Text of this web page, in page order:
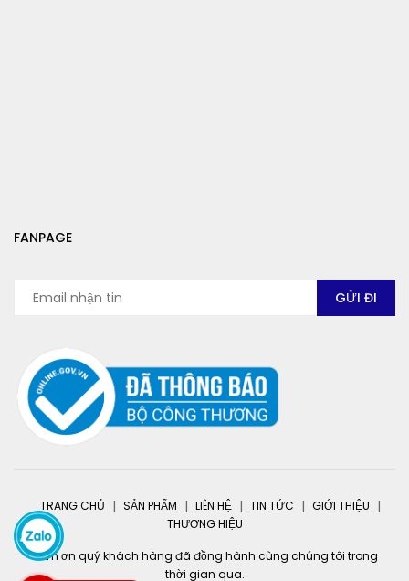
FANPAGE
TRANG CHỦ SẢN PHẨM LIÊN HỆ TIN TỨC
GIỚI THIỆU
THƯƠNG HIỆU
Cảm ơn quý khách hàng đã đồng hành cùng chúng tôi trong
thời gian qua.